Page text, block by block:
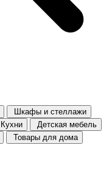
Шкафы и стеллажи
Кухни
Детская мебель
Товары для дома